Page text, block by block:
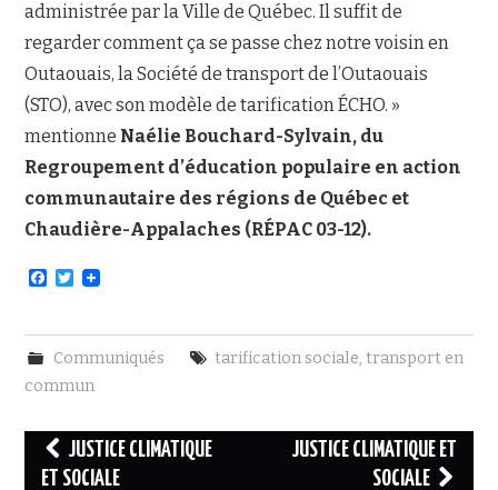
administrée par la Ville de Québec. Il suffit de
regarder comment ça se passe chez notre voisin en
Outaouais, la Société de transport de l’Outaouais
(STO), avec son modèle de tarification ÉCHO. »
mentionne Naélie Bouchard-Sylvain, du
Regroupement d’éducation populaire en action
communautaire des régions de Québec et
Chaudière-Appalaches (RÉPAC 03-12).
F
e
b
o
o
T
t
e
r
Communiqués tarification sociale, transport en
commun
Navigation
des
JUSTICE CLIMATIQUE
ET SOCIALE
JUSTICE CLIMATIQUE ET
SOCIALE